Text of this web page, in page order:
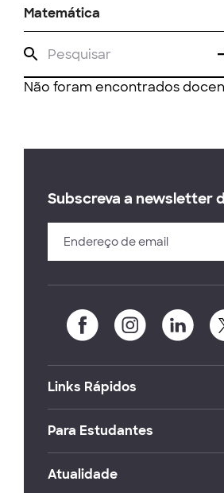
Matemática
Não foram encontrados
Subscreva a newsletter
Links Rápidos
Para Estudantes
Atualidade